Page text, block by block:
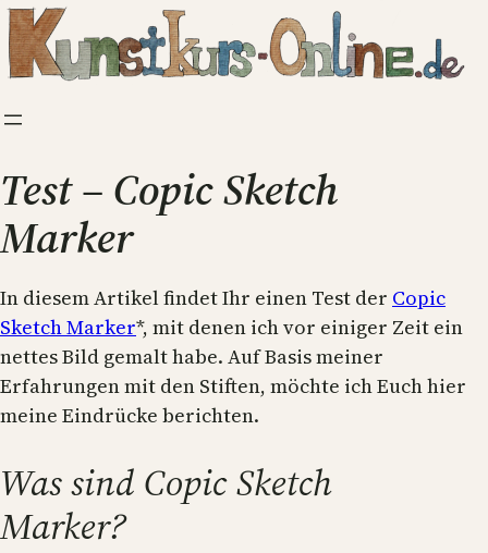
Zum
Inhalt
springen
Test – Copic Sketch
Marker
In diesem Artikel findet Ihr einen Test der Copic
Sketch Marker*, mit denen ich vor einiger Zeit ein
nettes Bild gemalt habe. Auf Basis meiner
Erfahrungen mit den Stiften, möchte ich Euch hier
meine Eindrücke berichten.
Was sind Copic Sketch
Marker?